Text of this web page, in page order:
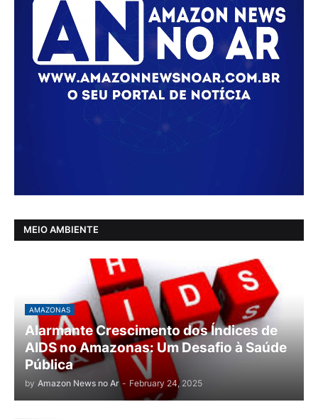
MEIO AMBIENTE
AMAZONAS
Alarmante Crescimento dos Índices de
AIDS no Amazonas: Um Desafio à Saúde
Pública
by Amazon News no Ar - February 24, 2025